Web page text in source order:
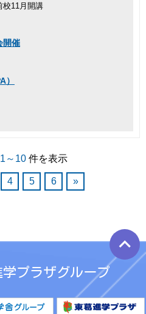
校11月開講
開催
）
1～10 件を表示
4 5 6 »
keyboard_arrow_up
プラザグループ